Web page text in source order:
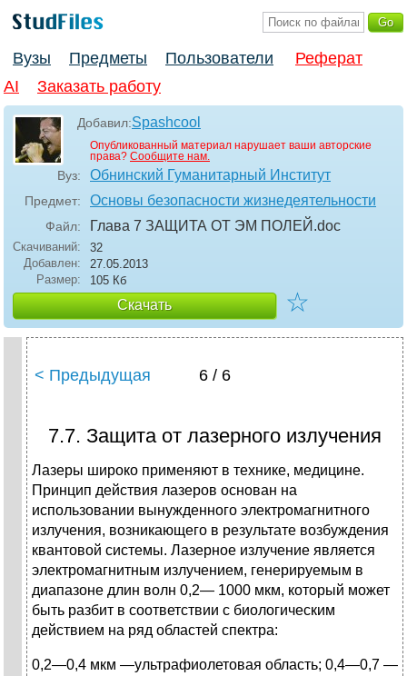
Вузы Предметы Пользователи
Реферат
AI
Заказать работу
Добавил:Spashcool
Опубликованный материал нарушает ваши авторские
права? Сообщите нам.
Вуз: Обнинский Гуманитарный Институт
Предмет: Основы безопасности жизнедеятельности
Файл: Глава 7 ЗАЩИТА ОТ ЭМ ПОЛЕЙ .doc
Скачиваний:
32
Добавлен:
27.05.2013
Размер:
105 Кб
Скачать ☆
< Предыдущая 6 / 6
7.7. Защита от лазерного излучения
Лазеры широко применяют в технике, медицине.
Принцип действия лазеров основан на
использовании вынужденного электромагнитного
излучения, возника­ющего в результате возбуждения
квантовой системы. Лазерное излучение является
электромагнитным излу­чением, генерируемым в
диапазоне длин волн 0,2— 1000 мкм, который может
быть разбит в соответствии с биологическим
действием на ряд областей спектра:
0,2—0,4 мкм —ультрафиолетовая область; 0,4—0,7 —